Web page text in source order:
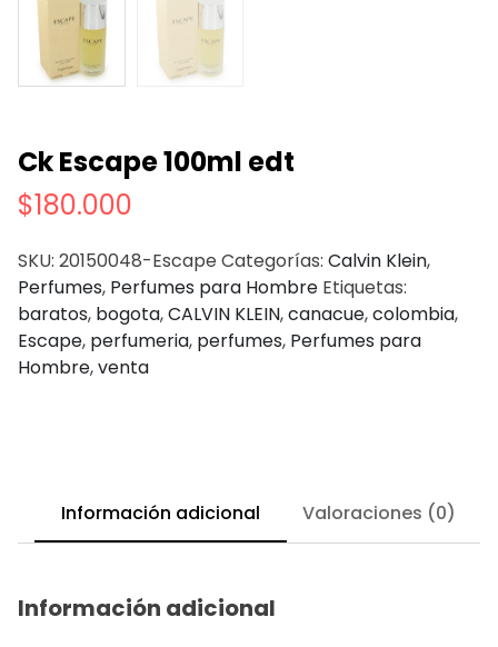
Ck Escape 100ml edt
$180.000
SKU: 20150048-Escape Categorías: Calvin Klein,
Perfumes, Perfumes para Hombre Etiquetas:
baratos, bogota,CALVIN KLEIN,canacue,colombia,
Escape, perfumeria, perfumes, Perfumes para
Hombre,venta
Información adicional Valoraciones (0)
Información adicional